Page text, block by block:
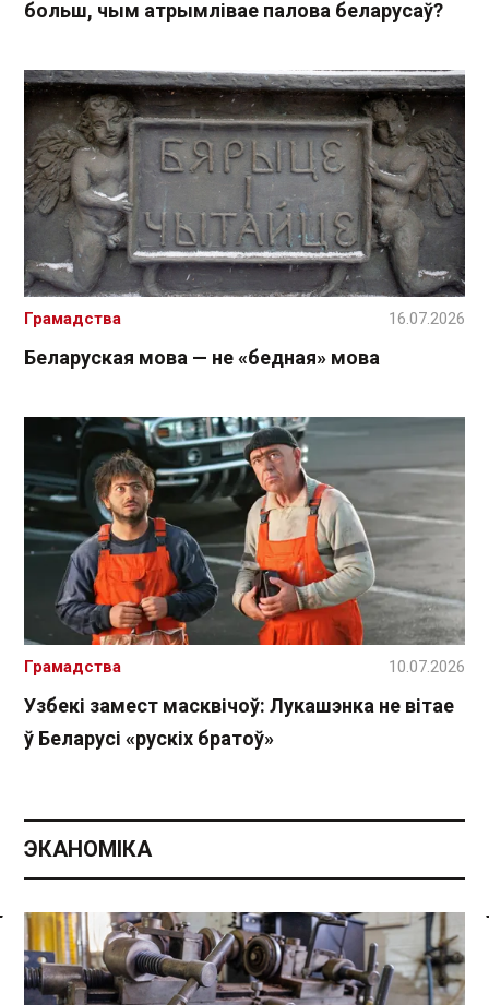
Спасылка без VPN
больш, чым атрымлівае палова беларусаў?
Беларуская мова — не «бедная» мова
Грамадства 16.07.2026
Узбекі замест масквічоў: Лукашэнка не вітае
ў Беларусі «рускіх братоў»
Грамадства 10.07.2026
ЭКАНОМІКА